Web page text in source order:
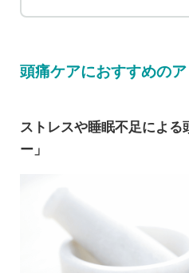
頭痛ケアにおすすめの
ストレスや睡眠不足による
ー」